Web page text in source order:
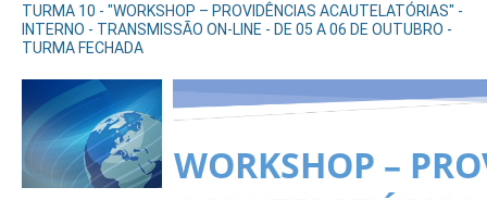
TURMA 10 - "WORKSHOP – PROVIDÊNCIAS ACAUTELATÓRIAS" -
INTERNO - TRANSMISSÃO ON-LINE - DE 05 A 06 DE OUTUBRO -
TURMA FECHADA
WORKSHOP –